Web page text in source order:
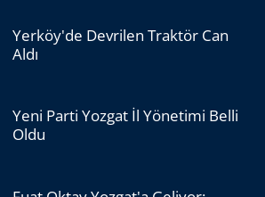
Yerköy'de Devrilen Traktör Can
Aldı
Yeni Parti Yozgat İl Yönetimi Belli
Oldu